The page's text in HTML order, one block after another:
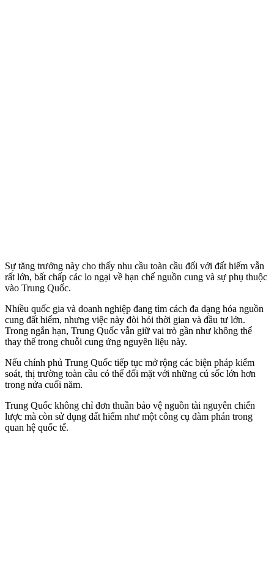
Sự tăng trưởng này cho thấy nhu cầu toàn cầu đối với đất hiếm vẫn
rất lớn, bất chấp các lo ngại về hạn chế nguồn cung và sự phụ thuộc
vào Trung Quốc.
Nhiều quốc gia và doanh nghiệp đang tìm cách đa dạng hóa nguồn
cung đất hiếm, nhưng việc này đòi hỏi thời gian và đầu tư lớn.
Trong ngắn hạn, Trung Quốc vẫn giữ vai trò gần như không thể
thay thế trong chuỗi cung ứng nguyên liệu này.
Nếu chính phủ Trung Quốc tiếp tục mở rộng các biện pháp kiểm
soát, thị trường toàn cầu có thể đối mặt với những cú sốc lớn hơn
trong nửa cuối năm.
Trung Quốc không chỉ đơn thuần bảo vệ nguồn tài nguyên chiến
lược mà còn sử dụng đất hiếm như một công cụ đàm phán trong
quan hệ quốc tế.